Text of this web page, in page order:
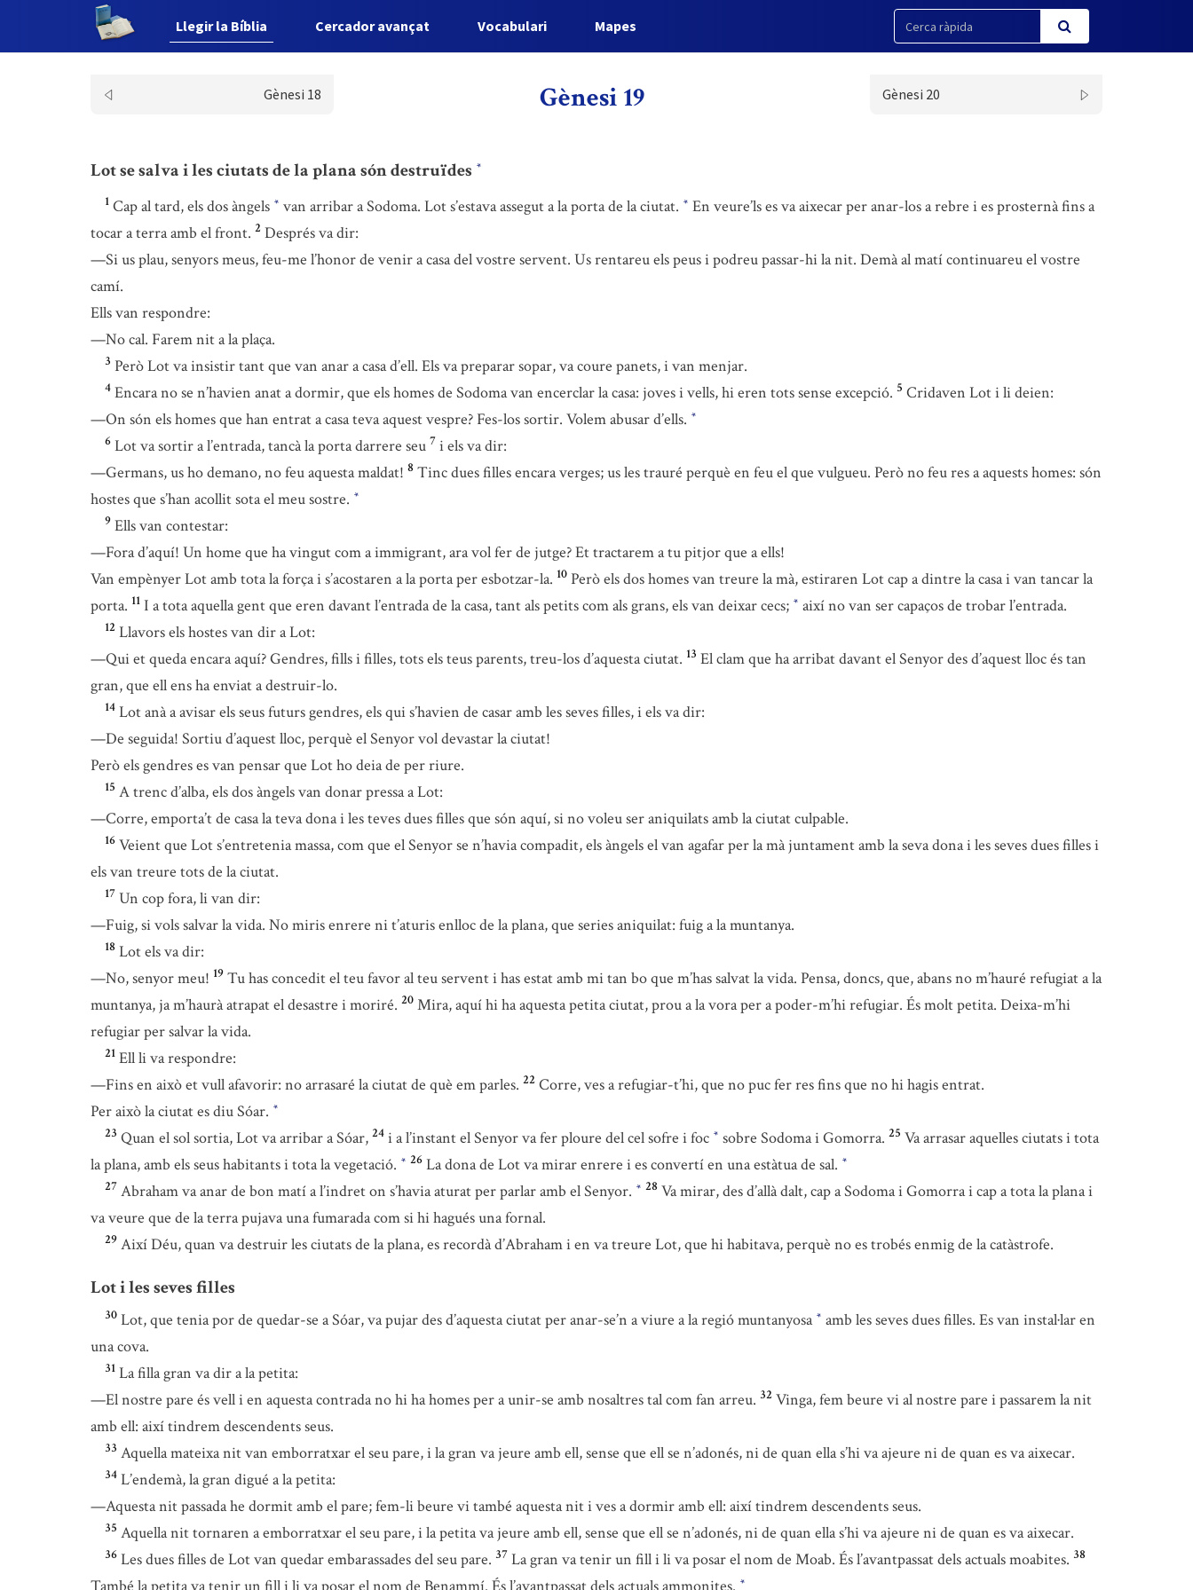
Llegir la Bíblia Cercador avançat Vocabulari Mapes
Gènesi 18 Gènesi 19 Gènesi 20
Lot se salva i les ciutats de la plana són destruïdes *
1 Cap al tard, els dos àngels * van arribar a Sodoma. Lot s’estava assegut a la porta de la ciutat. * En veure’ls es va aixecar per anar-los a rebre i es prosternà fins a
tocar a terra amb el front. 2 Després va dir:
—Si us plau, senyors meus, feu-me l’honor de venir a casa del vostre servent. Us rentareu els peus i podreu passar-hi la nit. Demà al matí continuareu el vostre
camí.
Ells van respondre:
—No cal. Farem nit a la plaça.
3 Però Lot va insistir tant que van anar a casa d’ell. Els va preparar sopar, va coure panets, i van menjar.
4 Encara no se n’havien anat a dormir, que els homes de Sodoma van encerclar la casa: joves i vells, hi eren tots sense excepció. 5 Cridaven Lot i li deien:
—On són els homes que han entrat a casa teva aquest vespre? Fes-los sortir. Volem abusar d’ells. *
6 Lot va sortir a l’entrada, tancà la porta darrere seu 7 i els va dir:
—Germans, us ho demano, no feu aquesta maldat! 8 Tinc dues filles encara verges; us les trauré perquè en feu el que vulgueu. Però no feu res a aquests homes: són
hostes que s’han acollit sota el meu sostre. *
9 Ells van contestar:
—Fora d’aquí! Un home que ha vingut com a immigrant, ara vol fer de jutge? Et tractarem a tu pitjor que a ells!
Van empènyer Lot amb tota la força i s’acostaren a la porta per esbotzar-la. 10 Però els dos homes van treure la mà, estiraren Lot cap a dintre la casa i van tancar la
porta. 11 I a tota aquella gent que eren davant l’entrada de la casa, tant als petits com als grans, els van deixar cecs; * així no van ser capaços de trobar l’entrada.
12 Llavors els hostes van dir a Lot:
—Qui et queda encara aquí? Gendres, fills i filles, tots els teus parents, treu-los d’aquesta ciutat. 13 El clam que ha arribat davant el Senyor des d’aquest lloc és tan
gran, que ell ens ha enviat a destruir-lo.
14 Lot anà a avisar els seus futurs gendres, els qui s’havien de casar amb les seves filles, i els va dir:
—De seguida! Sortiu d’aquest lloc, perquè el Senyor vol devastar la ciutat!
Però els gendres es van pensar que Lot ho deia de per riure.
15 A trenc d’alba, els dos àngels van donar pressa a Lot:
—Corre, emporta’t de casa la teva dona i les teves dues filles que són aquí, si no voleu ser aniquilats amb la ciutat culpable.
16 Veient que Lot s’entretenia massa, com que el Senyor se n’havia compadit, els àngels el van agafar per la mà juntament amb la seva dona i les seves dues filles i
els van treure tots de la ciutat.
17 Un cop fora, li van dir:
—Fuig, si vols salvar la vida. No miris enrere ni t’aturis enlloc de la plana, que series aniquilat: fuig a la muntanya.
18 Lot els va dir:
—No, senyor meu! 19 Tu has concedit el teu favor al teu servent i has estat amb mi tan bo que m’has salvat la vida. Pensa, doncs, que, abans no m’hauré refugiat a la
muntanya, ja m’haurà atrapat el desastre i moriré. 20 Mira, aquí hi ha aquesta petita ciutat, prou a la vora per a poder-m’hi refugiar. És molt petita. Deixa-m’hi
refugiar per salvar la vida.
21 Ell li va respondre:
—Fins en això et vull afavorir: no arrasaré la ciutat de què em parles. 22 Corre, ves a refugiar-t’hi, que no puc fer res fins que no hi hagis entrat.
Per això la ciutat es diu Sóar. *
23 Quan el sol sortia, Lot va arribar a Sóar, 24 i a l’instant el Senyor va fer ploure del cel sofre i foc * sobre Sodoma i Gomorra. 25 Va arrasar aquelles ciutats i tota
la plana, amb els seus habitants i tota la vegetació. * 26 La dona de Lot va mirar enrere i es convertí en una estàtua de sal. *
27 Abraham va anar de bon matí a l’indret on s’havia aturat per parlar amb el Senyor. * 28 Va mirar, des d’allà dalt, cap a Sodoma i Gomorra i cap a tota la plana i
va veure que de la terra pujava una fumarada com si hi hagués una fornal.
29 Així Déu, quan va destruir les ciutats de la plana, es recordà d’Abraham i en va treure Lot, que hi habitava, perquè no es trobés enmig de la catàstrofe.
Lot i les seves filles
30 Lot, que tenia por de quedar-se a Sóar, va pujar des d’aquesta ciutat per anar-se’n a viure a la regió muntanyosa * amb les seves dues filles. Es van instal·lar en
una cova.
31 La filla gran va dir a la petita:
—El nostre pare és vell i en aquesta contrada no hi ha homes per a unir-se amb nosaltres tal com fan arreu. 32 Vinga, fem beure vi al nostre pare i passarem la nit
amb ell: així tindrem descendents seus.
33 Aquella mateixa nit van emborratxar el seu pare, i la gran va jeure amb ell, sense que ell se n’adonés, ni de quan ella s’hi va ajeure ni de quan es va aixecar.
34 L’endemà, la gran digué a la petita:
—Aquesta nit passada he dormit amb el pare; fem-li beure vi també aquesta nit i ves a dormir amb ell: així tindrem descendents seus.
35 Aquella nit tornaren a emborratxar el seu pare, i la petita va jeure amb ell, sense que ell se n’adonés, ni de quan ella s’hi va ajeure ni de quan es va aixecar.
36 Les dues filles de Lot van quedar embarassades del seu pare. 37 La gran va tenir un fill i li va posar el nom de Moab. És l’avantpassat dels actuals moabites. 38
*